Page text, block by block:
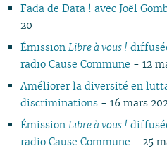
Fada de Data ! avec Joël
20
Émission Libre à vous !
radio Cause Commune - 12
Améliorer la diversité en
discriminations - 16 mars
Émission Libre à vous !
radio Cause Commune - 25